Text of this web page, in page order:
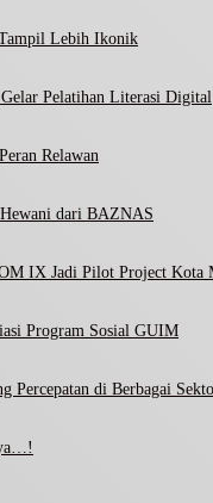
Lebih Ikonik
Gelar Pelatihan Literasi Digital
Relawan
dari BAZNAS
IX Jadi Pilot Project Kota
Program Sosial GUIM
Percepatan di Berbagai